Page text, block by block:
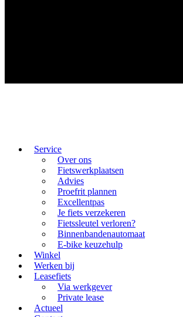
Service
Over ons
Fietswerkplaatsen
Advies
Proefrit plannen
Excellentpas
Je fiets verzekeren
Fietssleutel verloren?
Binnenbandenautomaat
E-bike keuzehulp
Winkel
Werken bij
Leasefiets
Via werkgever
Private lease
Actueel